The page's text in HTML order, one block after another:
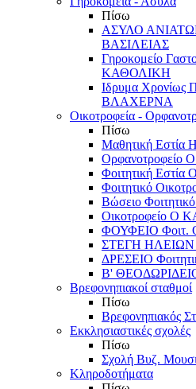
Πίσω
ΑΣΥΛΟ
ΒΑΣΙΛΕΙΑΣ
Γηροκομείο
ΚΑΘΟΛΙΚΗ
Ιδρυμα
ΒΛΑΧΕΡΝΑ
Οικοτροφεία -
Πίσω
Μαθητική
Φοιτητική
Φοιτητικό
Βώσειο
Οικοτροφείο
ΦΟΥΦΕΙΟ Φοιτ.
ΣΤΕΓΗ
ΔΡΕΣΕΙΟ
Β' ΘΕΟΔΩΡΙΔΕΙΟ
Βρεφονηπιακοί σταθμοί
Πίσω
Βρεφονηπιακός
Εκκλησιαστικές σχολές
Πίσω
Σχολή Βυζ.
Κληροδοτήματα